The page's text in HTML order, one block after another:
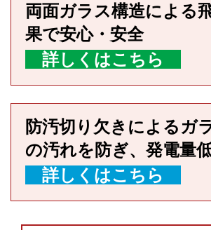
両面ガラス構造による
果で安心・安全
詳しくはこちら
防汚切り欠きによるガ
の汚れを防ぎ、発電量
詳しくはこちら